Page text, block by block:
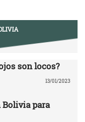
son locos?
13/01/2023
Bolivia para